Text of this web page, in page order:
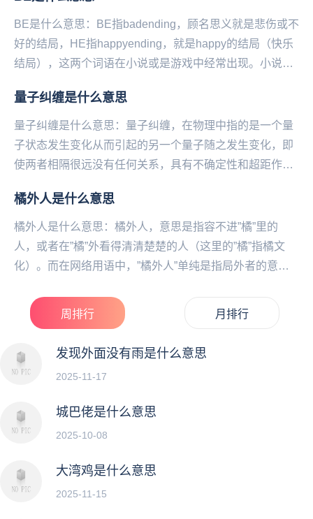
BE是什么意思：BE指badending，顾名思义就是悲伤或不
好的结局，HE指happyending，就是happy的结局（快乐
结局），这两个词语在小说或是游戏中经常出现。小说，
量子纠缠是什么意思
量子纠缠是什么意思：量子纠缠，在物理中指的是一个量
子状态发生变化从而引起的另一个量子随之发生变化，即
使两者相隔很远没有任何关系，具有不确定性和超距作
橘外人是什么意思
橘外人是什么意思：橘外人，意思是指容‌不进”橘”里的
人，或者在”橘”外看得清清楚楚的人（这里的”橘”指橘文
化）。而在网络用语中，”橘外人”单纯是指局外者的意
周排行 月排行
发现外面没有雨是什么意思
2025-11-17
城巴佬是什么意思
2025-10-08
大湾鸡是什么意思
2025-11-15